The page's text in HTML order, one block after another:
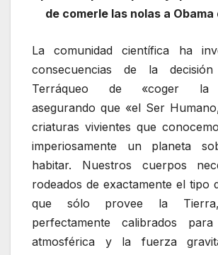
de comerle las nolas a Obama
La comunidad científica ha
consecuencias de la
Terráqueo de «coger la
asegurando que «el Ser
criaturas vivientes que
imperiosamente un planeta
habitar. Nuestros cuerpos
rodeados de exactamente el tipo
que sólo provee la
perfectamente calibrados
atmosférica y la fuerza